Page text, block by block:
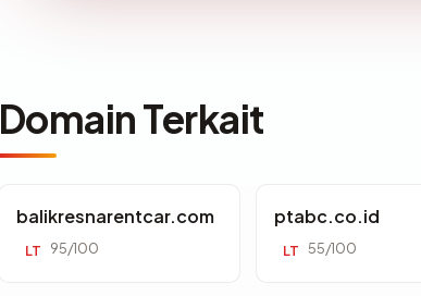
Domain Terkait
balikresnarentcar.com
LT 95/100
ptabc.co.id
LT 55/100